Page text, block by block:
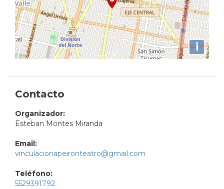
i
Contacto
Organizador:
Esteban Montes Miranda
Email:
vinculacionapeironteatro@gmail.com
Teléfono:
5529391792